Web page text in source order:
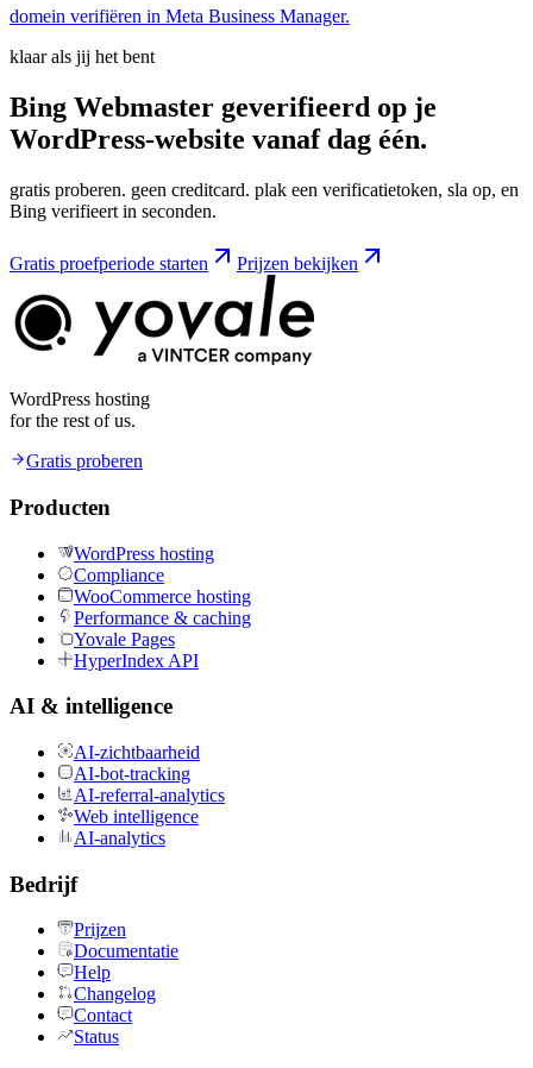
domein verifiëren in Meta Business Manager.
klaar als jij het bent
Bing Webmaster geverifieerd op je
WordPress-website vanaf dag één.
gratis proberen. geen creditcard. plak een verificatietoken, sla op, en
Bing verifieert in seconden.
Gratis proefperiode starten Prijzen bekijken
WordPress hosting
for the rest of us.
Gratis proberen
Producten
WordPress hosting
Compliance
WooCommerce hosting
Performance & caching
Yovale Pages
HyperIndex API
AI & intelligence
AI-zichtbaarheid
AI-bot-tracking
AI-referral-analytics
Web intelligence
AI-analytics
Bedrijf
Prijzen
Documentatie
Help
Changelog
Contact
Status